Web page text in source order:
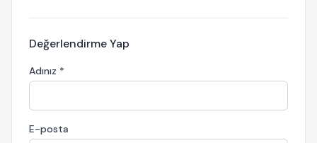
Değerlendirme Yap
Adınız *
E-posta